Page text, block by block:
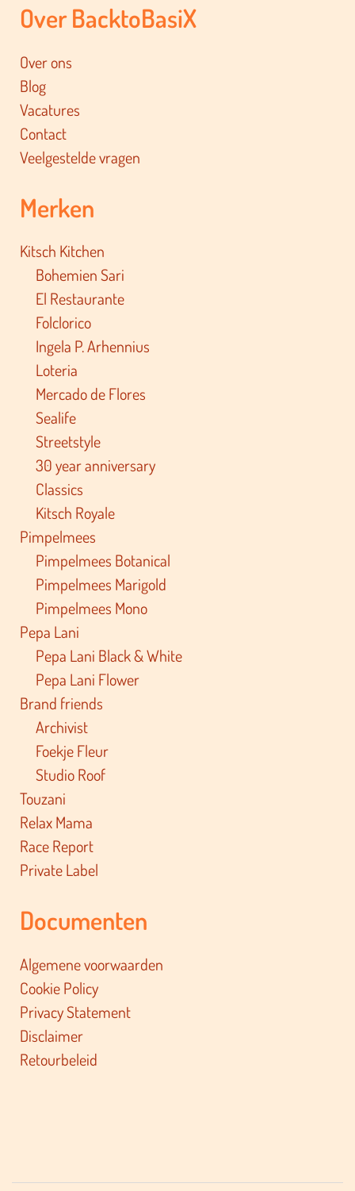
Over BacktoBasiX
Over ons
Blog
Vacatures
Contact
Veelgestelde vragen
Merken
Kitsch Kitchen
Bohemien Sari
El Restaurante
Folclorico
Ingela P. Arhennius
Loteria
Mercado de Flores
Sealife
Streetstyle
30 year anniversary
Classics
Kitsch Royale
Pimpelmees
Pimpelmees Botanical
Pimpelmees Marigold
Pimpelmees Mono
Pepa Lani
Pepa Lani Black & White
Pepa Lani Flower
Brand friends
Archivist
Foekje Fleur
Studio Roof
Touzani
Relax Mama
Race Report
Private Label
Documenten
Algemene voorwaarden
Cookie Policy
Privacy Statement
Disclaimer
Retourbeleid